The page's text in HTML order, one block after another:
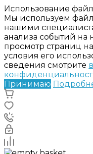
Использование
Мы используем
нашими
анализа событий на
просмотр страниц
условия его
сведения смотрите
Принимаю